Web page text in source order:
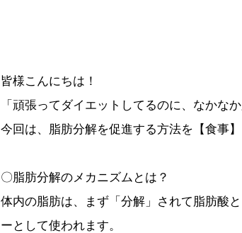
皆様こんにちは！
「頑張ってダイエットしてるのに、なかな
今回は、脂肪分解を促進する方法を【食事
〇脂肪分解のメカニズムとは？
体内の脂肪は、まず「分解」されて脂肪酸
ーとして使われます。